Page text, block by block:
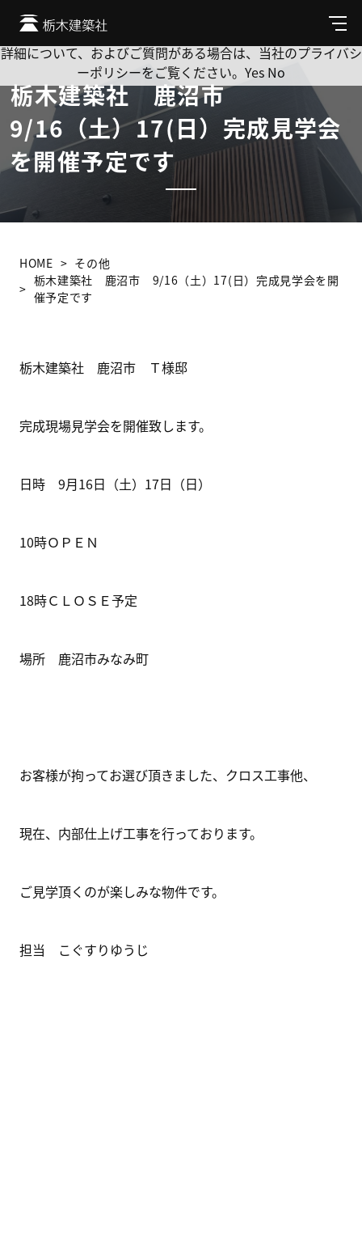
メ
ニ
ュ
栃木建築社 鹿沼市
9/16（土）17(日）完成見学会
を開催予定です
HOME
その他
栃木建築社 鹿沼市 9/16（土）17(日）完成見学会を開
催予定です
栃木建築社 鹿沼市 Ｔ様邸
完成現場見学会を開催致します。
日時 9月16日（土）17日（日）
10時ＯＰＥＮ
18時ＣＬＯＳＥ予定
場所 鹿沼市みなみ町
お客様が拘ってお選び頂きました、クロス工事他、
現在、内部仕上げ工事を行っております。
ご見学頂くのが楽しみな物件です。
担当 こぐすりゆうじ
Cookie を使用して、お客様の活動を追跡してもよろしいです
か? 当社ではお客様のプライバシーを極めて重視しています。
詳細について、およびご質問がある場合は、当社のプライバシ
ーポリシーをご覧ください。 Yes No